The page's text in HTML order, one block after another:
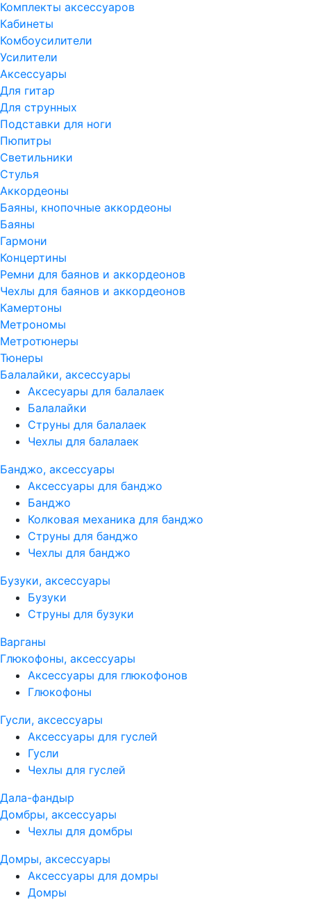
Комплекты аксессуаров
Кабинеты
Комбоусилители
Усилители
Аксессуары
Для гитар
Для струнных
Подставки для ноги
Пюпитры
Светильники
Стулья
Аккордеоны
Баяны, кнопочные аккордеоны
Баяны
Гармони
Концертины
Ремни для баянов и аккордеонов
Чехлы для баянов и аккордеонов
Камертоны
Метрономы
Метротюнеры
Тюнеры
Балалайки, аксессуары
Аксесуары для балалаек
Балалайки
Струны для балалаек
Чехлы для балалаек
Банджо, аксессуары
Аксессуары для банджо
Банджо
Колковая механика для банджо
Струны для банджо
Чехлы для банджо
Бузуки, аксессуары
Бузуки
Струны для бузуки
Варганы
Глюкофоны, аксессуары
Аксессуары для глюкофонов
Глюкофоны
Гусли, аксессуары
Аксессуары для гуслей
Гусли
Чехлы для гуслей
Дала-фандыр
Домбры, аксессуары
Чехлы для домбры
Домры, аксессуары
Аксессуары для домры
Домры